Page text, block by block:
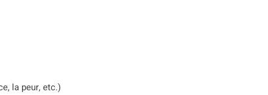
la peur, etc.)